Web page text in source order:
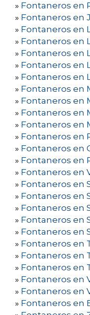
» Fontaneros en
» Fontaneros en
» Fontaneros en
» Fontaneros en
» Fontaneros en
» Fontaneros en
» Fontaneros en
» Fontaneros en
» Fontaneros en
» Fontaneros en
» Fontaneros en
» Fontaneros en
» Fontaneros en
» Fontaneros en
» Fontaneros en
» Fontaneros en
» Fontaneros en
» Fontaneros en
» Fontaneros en
» Fontaneros en
» Fontaneros en
» Fontaneros en
» Fontaneros en
» Fontaneros en
» Fontaneros en
» Fontaneros en